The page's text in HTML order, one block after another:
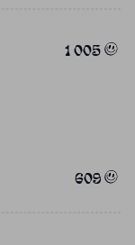
1 005
609